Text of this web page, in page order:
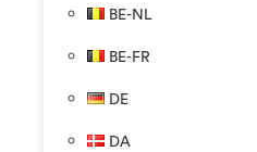
BE-NL
BE-FR
DE
DA